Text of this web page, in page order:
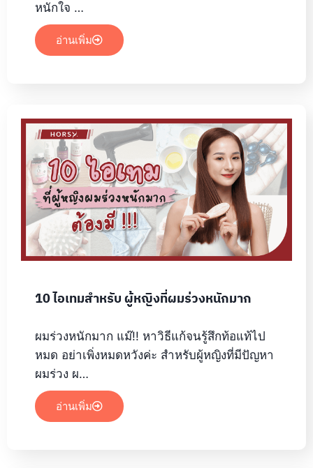
หนักใจ …
อ่านเพิ่ม
10 ไอเทมสำหรับ ผู้หญิงที่ผมร่วงหนักมาก
ผมร่วงหนักมาก แม๊!! หาวิธีแก้จนรู้สึกท้อแท้ไป
หมด อย่าเพิ่งหมดหวังค่ะ สำหรับผู้หญิงที่มีปัญหา
ผมร่วง ผ…
อ่านเพิ่ม